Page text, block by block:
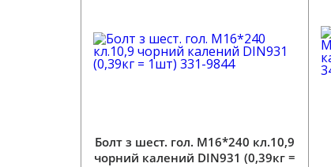
Додати у кошик
Болт з шест. гол. М16*240 кл.10,9
чорний калений DIN931 (0,39кг =